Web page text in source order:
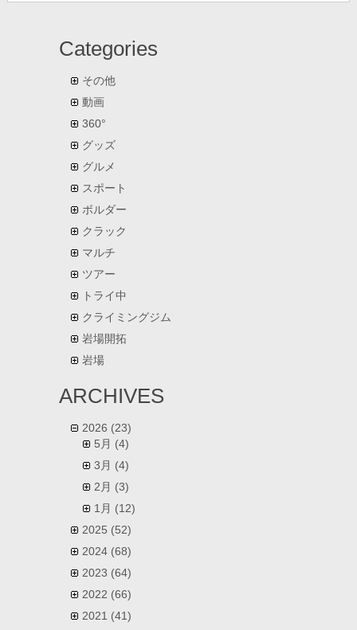
Categories
その他
動画
360°
グッズ
グルメ
スポート
ボルダー
クラック
マルチ
ツアー
トライ中
クライミングジム
岩場開拓
岩場
ARCHIVES
2026 (23)
5月 (4)
3月 (4)
2月 (3)
1月 (12)
2025 (52)
2024 (68)
2023 (64)
2022 (66)
2021 (41)